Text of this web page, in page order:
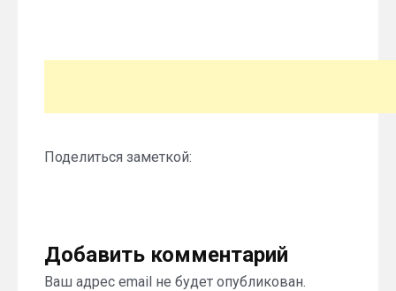
Поделиться заметкой:
Добавить комментарий
Ваш адрес email не будет опубликован.